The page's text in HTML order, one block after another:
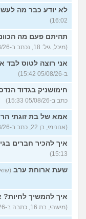
בעיות ביני לבית
לעשות?
לא משלמת בדייטים
29)
יוצאת איתו היום
בטיילת או מועדון?
26)
לוקח אותי לדייטים
האם להמשיך?
עוד
לא יודע כבר מה
16:02)
תהיתם פעם מה
(מיכל, גיל: 18, נכתב ב-05/08/26 15:51)
אני רוצה לטוס לבד
ב-05/08/26 15:42)
חימושניק בגדוד
כתב ב-05/08/26 15:33)
אמא של בת זוגתי
(אנונימי, בן 22, כתב ב-05/08/26 15:22)
איך להכיר חברים
15:13)
שעת ארוחת ערב (שואלת, בת
איך להמשיך
(מישהי, בת 16, כתבה ב-04/08/26 13:05)